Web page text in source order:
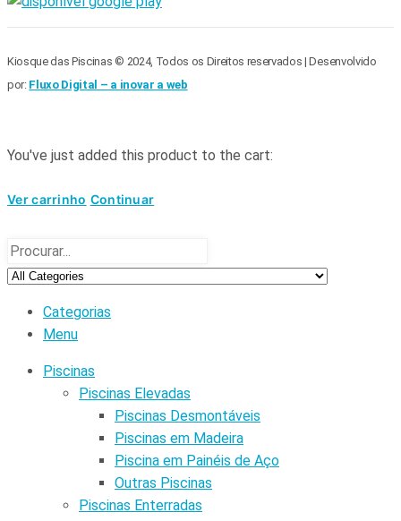
Kiosque das Piscinas © 2024, Todos os Direitos reservados | Desenvolvido
por: Fluxo Digital – a inovar a web
You've just added this product to the cart:
Ver carrinho Continuar
Categorias
Menu
Piscinas
Piscinas Elevadas
Piscinas Desmontáveis
Piscinas em Madeira
Piscina em Painéis de Aço
Outras Piscinas
Piscinas Enterradas